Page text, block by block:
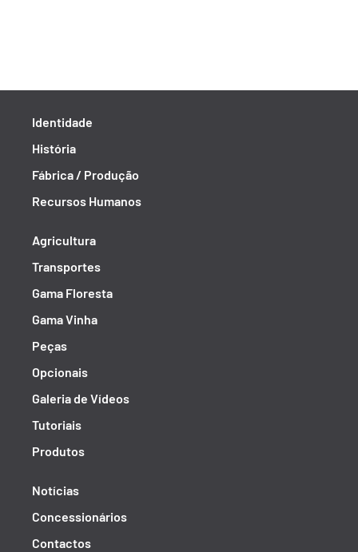
Identidade
História
Fábrica / Produção
Recursos Humanos
Agricultura
Transportes
Gama Floresta
Gama Vinha
Peças
Opcionais
Galeria de Vídeos
Tutoriais
Produtos
Notícias
Concessionários
Contactos